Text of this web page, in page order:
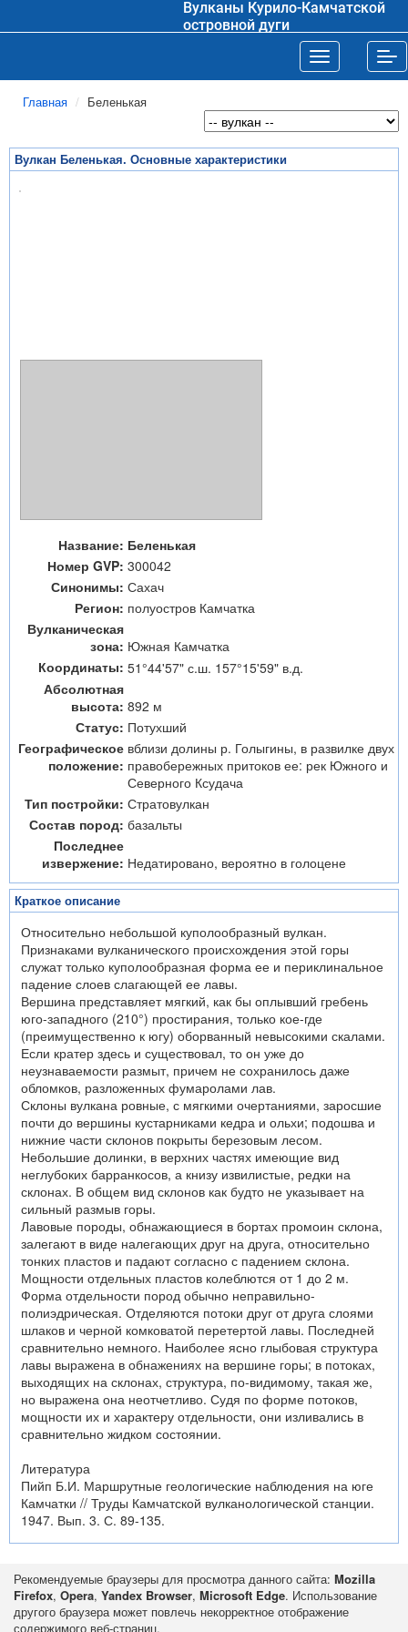
Вулканы Курило-Камчатской
островной дуги
Toggle
Главная Беленькая
Вулкан Беленькая. Основные характеристики
Название: Беленькая
Номер GVP: 300042
Синонимы: Сахач
Регион: полуостров Камчатка
Вулканическая
зона: Южная Камчатка
Координаты: 51°44'57" с.ш. 157°15'59" в.д.
Абсолютная
высота: 892 м
Статус: Потухший
Географическое
положение:
вблизи долины р. Голыгины, в развилке двух
правобережных притоков ее: рек Южного и
Северного Ксудача
Тип постройки: Стратовулкан
Состав пород: базальты
Последнее
извержение: Недатировано, вероятно в голоцене
Краткое описание
Относительно небольшой куполообразный вулкан.
Признаками вулканического происхождения этой горы
служат только куполообразная форма ее и периклинальное
падение слоев слагающей ее лавы.
Вершина представляет мягкий, как бы оплывший гребень
юго-западного (210°) простирания, только кое-где
(преимущественно к югу) оборванный невысокими скалами.
Если кратер здесь и существовал, то он уже до
неузнаваемости размыт, причем не сохранилось даже
обломков, разложенных фумаролами лав.
Склоны вулкана ровные, с мягкими очертаниями, заросшие
почти до вершины кустарниками кедра и ольхи; подошва и
нижние части склонов покрыты березовым лесом.
Небольшие долинки, в верхних частях имеющие вид
неглубоких барранкосов, а книзу извилистые, редки на
склонах. В общем вид склонов как будто не указывает на
сильный размыв горы.
Лавовые породы, обнажающиеся в бортах промоин склона,
залегают в виде налегающих друг на друга, относительно
тонких пластов и падают согласно с падением склона.
Мощности отдельных пластов колеблются от 1 до 2 м.
Форма отдельности пород обычно неправильно-
полиэдрическая. Отделяются потоки друг от друга слоями
шлаков и черной комковатой перетертой лавы. Последней
сравнительно немного. Наиболее ясно глыбовая структура
лавы выражена в обнажениях на вершине горы; в потоках,
выходящих на склонах, структура, по-видимому, такая же,
но выражена она неотчетливо. Судя по форме потоков,
мощности их и характеру отдельности, они изливались в
сравнительно жидком состоянии.
Литература
Пийп Б.И. Маршрутные геологические наблюдения на юге
Камчатки // Труды Камчатской вулканологической станции.
1947. Вып. 3. С. 89-135.
Рекомендуемые браузеры для просмотра данного сайта: Mozilla
Firefox, Opera, Yandex Browser, Microsoft Edge. Использование
другого браузера может повлечь некорректное отображение
содержимого веб-страниц.